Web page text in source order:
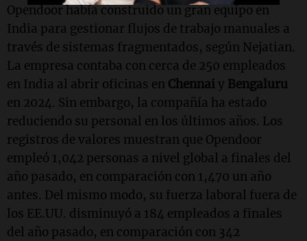
Opendoor había construido un gran equipo en
India para gestionar flujos de trabajo manuales a
través de sistemas fragmentados, según Nejatian.
La empresa contaba con cerca de 250 empleados
en India al abrir oficinas en Chennaiy Bengaluru
en 2024. Sin embargo, la compañía ha estado
reduciendo su personal en los últimos años. Los
registros de valores muestran que Opendoor
empleó 1,042 personas a nivel global a finales del
año pasado, en comparación con 1,470 un año
antes. Del mismo modo, su fuerza laboral fuera de
los EE.UU. disminuyó a 184 empleados a finales
del año pasado, en comparación con 342